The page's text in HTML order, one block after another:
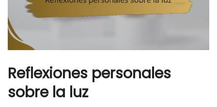
Reflexiones personales
sobre la luz